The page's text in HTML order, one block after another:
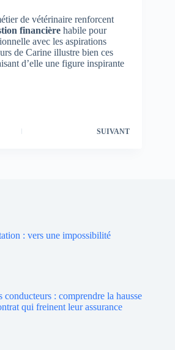
de vétérinaire renforcent
financière habile pour
avec les aspirations
de Carine illustre bien ces
d’elle une figure inspirante
SUIVANT
: vers une impossibilité
conducteurs : comprendre la hausse
qui freinent leur assurance